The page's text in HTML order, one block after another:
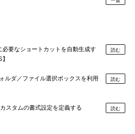
必要なショートカットを自動生成す
読む
ルダ／ファイル選択ボックスを利用
読む
スタムの書式設定を定義する 読む